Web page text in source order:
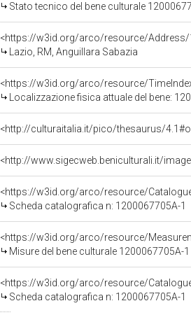
Stato tecnico del bene culturale
<https://w3id.org/arco/resource/
Lazio, RM, Anguillara Sabazia
<https://w3id.org/arco/resource/
Localizzazione fisica attuale del bene:
<http://culturaitalia.it/pico/thesaurus/
<http://www.sigecweb.beniculturali.it/
<https://w3id.org/arco/resource/
Scheda catalografica n: 1200067705A-1
<https://w3id.org/arco/resource/
Misure del bene culturale 1200067705A-1
<https://w3id.org/arco/resource/
Scheda catalografica n: 1200067705A-1